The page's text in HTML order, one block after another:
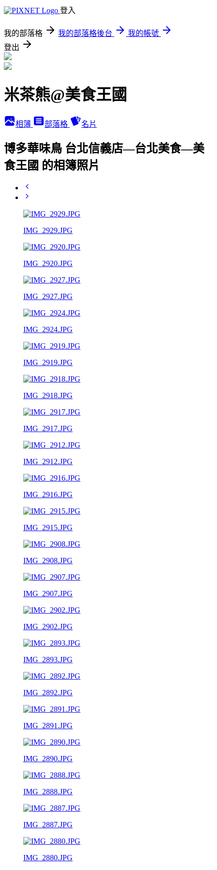
登入
我的部落格 我的部落格後台
我的帳號
登出
米茶熊@美食王國
相簿 部落格 名片
博多華味鳥 台北信義店—台北美食—美
食王國 的相簿照片
IMG_2929.JPG
IMG_2920.JPG
IMG_2927.JPG
IMG_2924.JPG
IMG_2919.JPG
IMG_2918.JPG
IMG_2917.JPG
IMG_2912.JPG
IMG_2916.JPG
IMG_2915.JPG
IMG_2908.JPG
IMG_2907.JPG
IMG_2902.JPG
IMG_2893.JPG
IMG_2892.JPG
IMG_2891.JPG
IMG_2890.JPG
IMG_2888.JPG
IMG_2887.JPG
IMG_2880.JPG